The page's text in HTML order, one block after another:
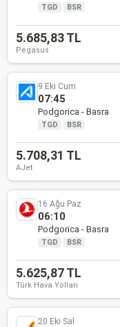
TGD · BSR
5.685,83 TL
Pegasus
9 Eki Cum
07:45
Podgorica - Basra
TGD · BSR
5.708,31 TL
AJet
16 Ağu Paz
06:10
Podgorica - Basra
TGD · BSR
5.625,87 TL
Türk Hava Yolları
20 Eki Sal